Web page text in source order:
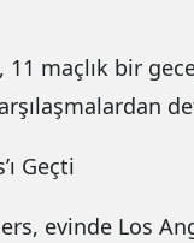
11 maçlık bir
Geçti
evinde Los